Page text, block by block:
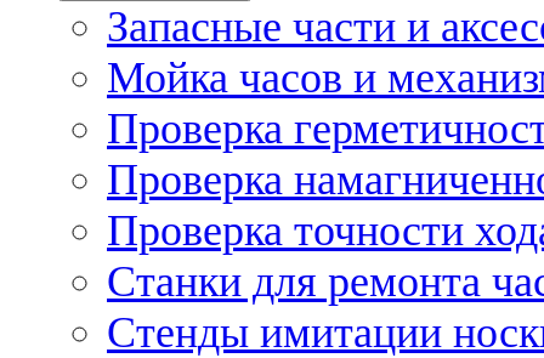
Запасные части и
Мойка часов и
Проверка
Проверка
Проверка точности
Станки для ремонта
Стенды имитации